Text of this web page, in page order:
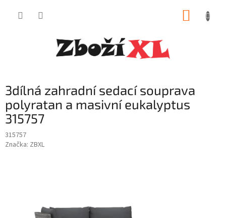
3dílná zahradní sedací souprava
polyratan a masivní eukalyptus
315757
315757
Značka: ZBXL